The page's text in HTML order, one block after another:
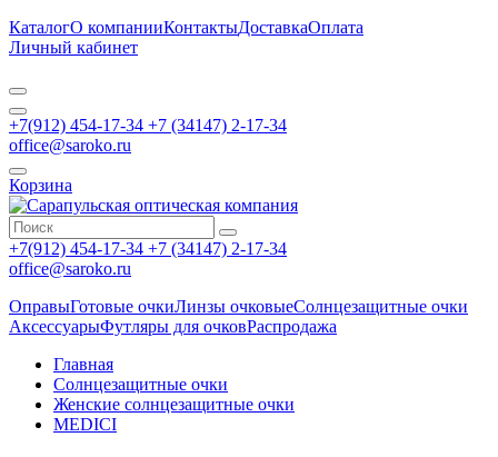
КаталогО компанииКонтактыДоставкаОплата
Личный кабинет
+7(912) 454-17-34 +7 (34147) 2-17-34
office@saroko.ru
Корзина
+7(912) 454-17-34 +7 (34147) 2-17-34
office@saroko.ru
ОправыГотовые очкиЛинзы очковыеСолнцезащитные очки
АксессуарыФутляры для очковРаспродажа
Главная
Солнцезащитные очки
Женские солнцезащитные очки
MEDICI